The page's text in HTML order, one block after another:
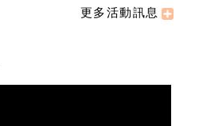
更多活動訊息